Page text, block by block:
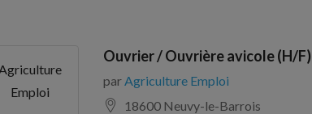
Emploi
Ouvrier / Ouvrière avicole (H/F)
par Agriculture Emploi
18600 Neuvy-le-Barrois